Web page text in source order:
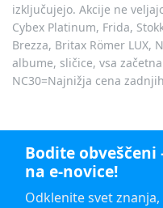
izključujejo. Akcije ne
Cybex Platinum, Frida,
Brezza, Britax Römer LUX,
albume, sličice, vsa
NC30=Najnižja cena
Bodite obveščeni
na e-novice!
Odklenite svet